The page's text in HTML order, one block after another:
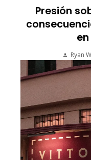
Presión
Ryan